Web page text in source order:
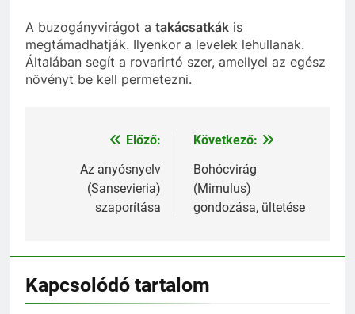
A buzogányvirágot a takácsatkák is
megtámadhatják. Ilyenkor a levelek lehullanak.
Általában segít a rovarirtó szer, amellyel az egész
növényt be kell permetezni.
Bejegyzés
navigáció
Előző:
Az anyósnyelv
(Sansevieria)
szaporítása
Következő:
Bohócvirág
(Mimulus)
gondozása, ültetése
Kapcsolódó tartalom